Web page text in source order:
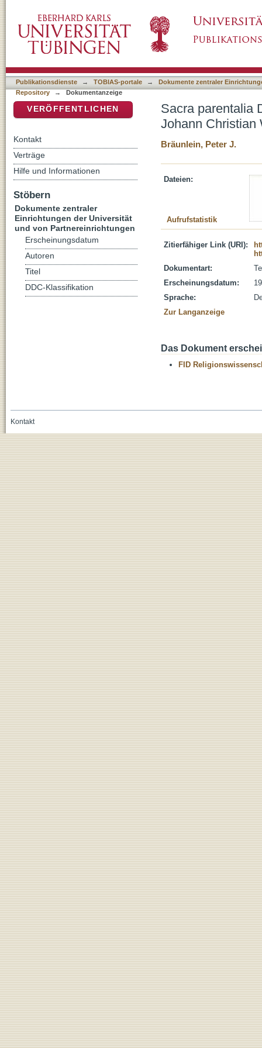
Publikationsdienste → TOBIAS-portale →
Dokumente zentraler
Repository
→ Dokumentanzeige
Sacra parentalia
Johann Christian
Bräunlein, Peter J.
Dateien:
Aufrufstatistik
Zitierfähiger Link (URI):
Dokumentart:
Erscheinungsdatum:
Sprache:
Zur Langanzeige
Das Dokument
FID
VERÖFFENTLICHEN
Kontakt
Verträge
Hilfe und Informationen
Stöbern
Dokumente zentraler
Einrichtungen der Universität
und von Partnereinrichtungen
Erscheinungsdatum
Autoren
Titel
DDC-Klassifikation
Kontakt